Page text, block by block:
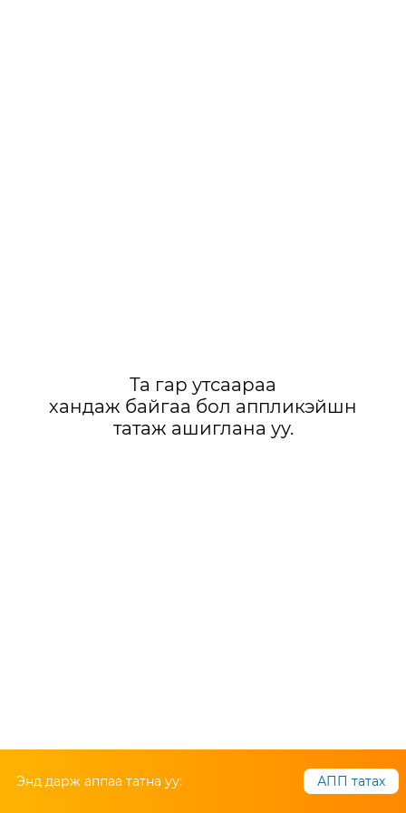
Та гар утсаараа
хандаж байгаа бол аппликэйшн
татаж ашиглана уу.
Энд дарж аппаа татна уу: АПП татах